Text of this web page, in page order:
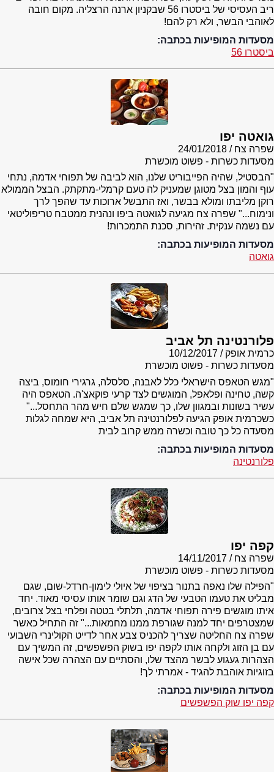
ריב העסיסי של ביסטרו 56 שבקניון ארנה הרצליה. מקום חובה
לאוהבי הבשר, ולא רק להם!
מסעדות המופיעות בכתבה:
ביסטרו 56
גואטה יפו
שפרה צח
24/01/2018
מסעדות כשרות - פשוט מוכשרת
"הבסטיל, שהיה הפייבוריט שלנו, הוא לביבה של תפוחי אדמה, נתחי
עוף והמון בצל מטוגן שמעניק לה טעם קרמלי-מתקתק. הבצל הממולא
רוקן מליבתו ומולא בבשר, ואז התבשל ארוכות עד שהפך לרך
ונימוח..." שפרה צח מגיעה לגואטה ביפו ונהנית ממטבח טריפוליטאי
עם נשמה ענקית. זהירות, סכנת התמכרות!
מסעדות המופיעות בכתבה:
גואטה
פלורנטינה תל אביב
כרמית אופק
10/12/2017
מסעדות כשרות - פשוט מוכשרת
"מגש הטאפס הישראלי כלל לאבנה, סלסלה, גרגירי חומוס, ביצה
קשה, טחינה ופלאפל, המוגשים לצד קרעי פוקאצ'ה. הטאפס היה
עשיר בשונות ובמגוון שלו, כך שמגש שלם חיש מהר התחסל..."
כשכרמית אופק הגיעה לפלורנטינה תל אביב, היא שמחה לגלות
מסעדה כל כך טובה וכשרה ממש קרוב לבית
מסעדות המופיעות בכתבה:
פלורנטינה
קפה יפו
שפרה צח
14/11/2017
מסעדות כשרות - פשוט מוכשרת
"הפילה שלו נאפה בתנור בציפוי של איולי לימון-חרדל-שום, שגם
מבליט את טעמו הטבעי של הדג וגם שומר אותו עסיסי מאוד. יחד
איתו מוגשים פירה תפוחי אדמה, תלתלי בטטה ופלחי בצל צרובים,
שמצטרפים יחד למנה שגורפת ממנו מחמאות..." זה התחיל כאשר
שפרה צח החליטה שצריך להכניס צבע אחר לדייט הקולינרי השבועי
עם בן הזוג ולקחה אותו לקפה יפו בשוק הפשפשים, זה המשיך עם
הצהרות געגוע לבשר מהצד שלו, והסתיים עם הצהרה שכל אישה
בזוגיות אוהבת להגיד - אמרתי לך!
מסעדות המופיעות בכתבה:
קפה יפו שוק הפשפשים